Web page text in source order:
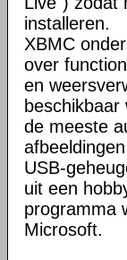
installeren.
XBMC
over
en
de meeste
USB-
uit een
programma
Microsoft.